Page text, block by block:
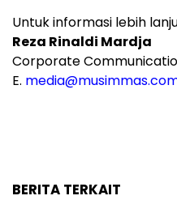
Untuk informasi lebih
Reza Rinaldi Mardja
Corporate
E.
BERITA TERKAIT